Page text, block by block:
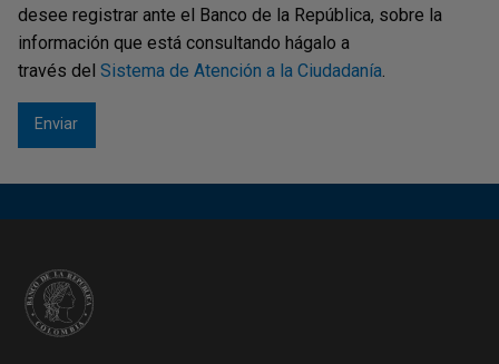
desee registrar ante el Banco de la República, sobre la
información que está consultando hágalo a
través del Sistema de Atención a la Ciudadanía.